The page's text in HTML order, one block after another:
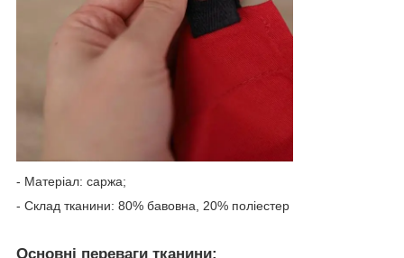
- Матеріал: саржа;
- Склад тканини: 80% бавовна, 20% поліестер
Основні переваги тканини: